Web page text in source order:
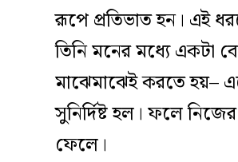
রূপে প্রতিভাত হন। এই
তিনি মনের মধ্যে একটা
মাঝেমাঝেই করতে হয়–
সুনির্দিষ্ট হল। ফলে
ফেলে।